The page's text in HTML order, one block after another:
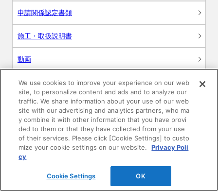
申請関係認定書類
施工・取扱説明書
動画
シミュレーションツール
24時間換気システム〈エアスマート〉
簡易設計見積ソフト
R&Dセンター環境測定・分析サービス
商品マスター申し込み
We use cookies to improve your experience on our web
site, to personalize content and ads and to analyze our
traffic. We share information about your use of our web
site with our advertising and analytics partners, who ma
y combine it with other information that you have provi
ded to them or that they have collected from your use
of their services. Please click [Cookie Settings] to custo
mize your cookie settings on our website.
Privacy Poli
cy
Cookie Settings OK